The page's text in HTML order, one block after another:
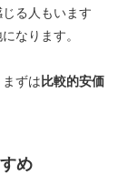
る人もいます
になります。
ずは 比較的安価
め